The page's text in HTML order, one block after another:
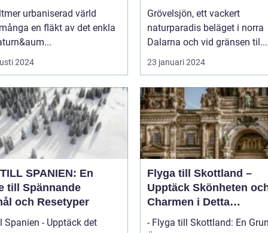
urbaniserad värld
en fläkt av det enkla
2024
Grövelsjön, ett vackert
naturparadis beläget i norra
Dalarna och vid gränsen til...
23 januari 2024
SPANIEN: En
till Spännande
och Resetyper
Spanien - Upptäck det
Flyga till Skottland –
Upptäck Skönheten
Charmen i Detta
Fascinerande Land
- Flyga till Skottland: En